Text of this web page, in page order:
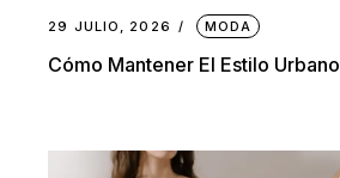
29 JULIO, 2026 MODA
Cómo Mantener El Estilo